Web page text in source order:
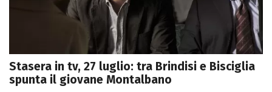
Stasera in tv, 27 luglio: tra Brindisi e Bisciglia
spunta il giovane Montalbano